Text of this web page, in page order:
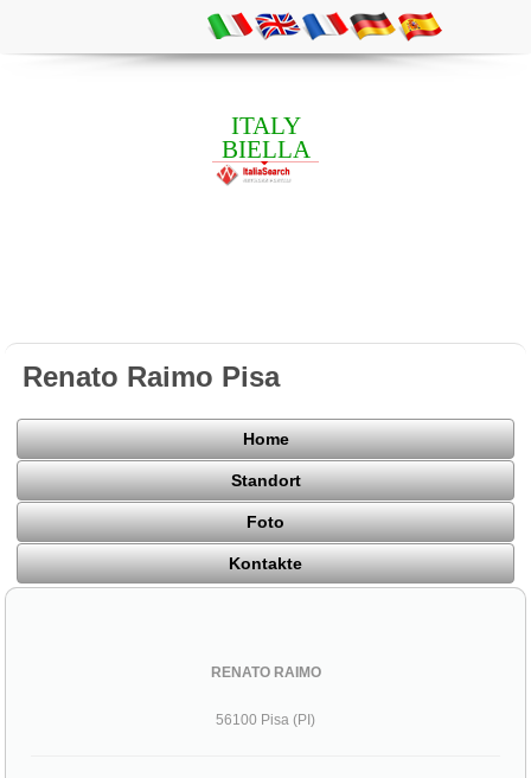
ITALY
BIELLA
Renato Raimo Pisa
Home
Standort
Foto
Kontakte
RENATO RAIMO
56100 Pisa (PI)